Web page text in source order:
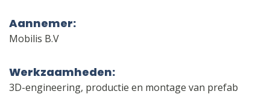
Aannemer:
Mobilis B.V
Werkzaamheden:
3D-engineering, productie en montage van prefab